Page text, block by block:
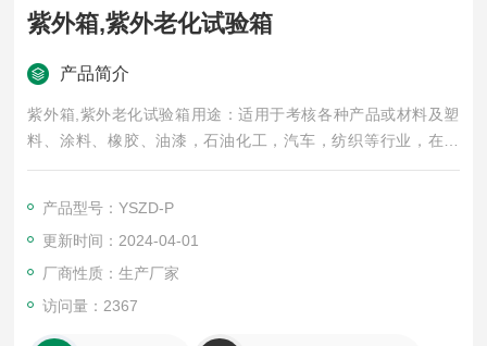
紫外箱,紫外老化试验箱
产品简介
紫外箱,紫外老化试验箱用途：适用于考核各种产品或材料及塑
料、涂料、橡胶、油漆，石油化工，汽车，纺织等行业，在光
照、冷凝等环境条件下的适应性试验，可供各种科研机构及厂矿
产品型号：YSZD-P
更新时间：2024-04-01
厂商性质：生产厂家
访问量：2367